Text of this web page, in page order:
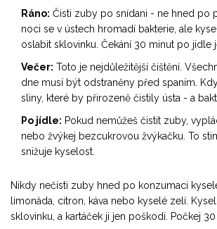
Ráno: Čisti zuby po snídani - ne hned po
noci se v ústech hromadí bakterie, ale
oslabit sklovinku. Čekání 30 minut po jídle
Večer: Toto je nejdůležitější čištění.
dne musí být odstraněny před spaním.
sliny, které by přirozeně čistily ústa - a
Po jídle: Pokud nemůžeš čistit zuby,
nebo žvýkej bezcukrovou žvýkačku. To
snižuje kyselost.
Nikdy nečisti zuby hned po konzumaci
limonáda, citron, káva nebo kyselé zelí.
sklovinku, a kartáček ji jen poškodí. Počkej 30